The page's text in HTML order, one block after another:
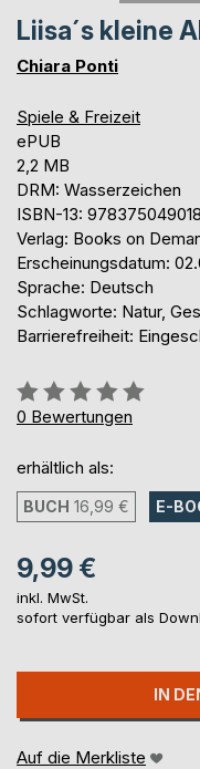
Liisa´s kleine
Chiara Ponti
Spiele & Freizeit
ePUB
2,2 MB
DRM: Wasserzeichen
ISBN-13:
Verlag: Books on
Erscheinungsdatum:
Sprache: Deutsch
Schlagworte: Natur,
Barrierefreiheit:
Bewertung::
0%
0 Bewertungen
erhältlich als:
BUCH 16,99 € E-
9,99 €
inkl. MwSt.
sofort verfügbar als
IN
Auf die Merkliste